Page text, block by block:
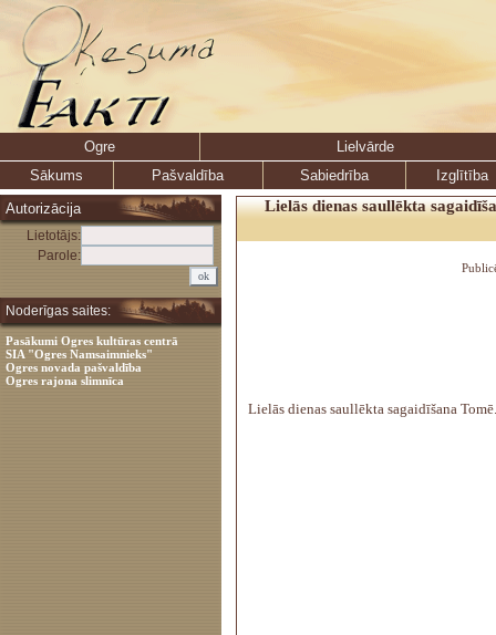
Ogre
Lielvārde
Sākums
Pašvaldība Sabiedrība
Izglītība
Autorizācija
Lietotājs:
Parole:
Noderīgas saites:
Pasākumi Ogres kultūras centrā
SIA "Ogres Namsaimnieks"
Ogres novada pašvaldība
Ogres rajona slimnīca
Lielās dienas saullēkta
Lielās dienas saullēkta sagaidīšana Tomē.